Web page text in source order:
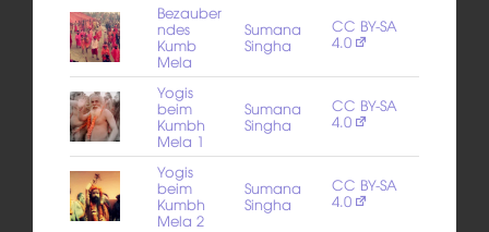
Bezauber
ndes
Kumb
Mela
Sumana
Singha
CC BY-SA
4.0
Yogis
beim
Kumbh
Mela 1
Sumana
Singha
CC BY-SA
4.0
Yogis
beim
Kumbh
Mela 2
Sumana
Singha
CC BY-SA
4.0